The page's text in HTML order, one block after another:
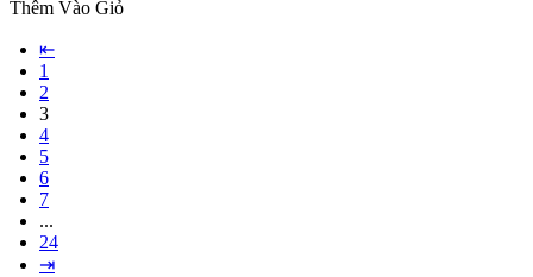
Thêm Vào Giỏ
⇤
1
2
3
4
5
6
7
...
24
⇥